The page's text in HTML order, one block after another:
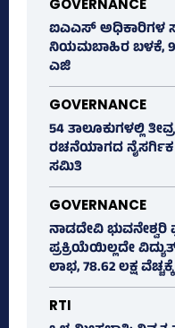
GOVERNANCE
ಐಎಎಸ್‌ ಅಧಿಕಾರಿಗಳ
ನಿಯಮಬಾಹಿರ ಬಳಕೆ,
ಎಜಿ
GOVERNANCE
54 ತಾಲೂಕುಗಳಲ್ಲಿ
ರಚನೆಯಾಗದ
ಸಮಿತಿ
GOVERNANCE
ನಾಡದೇವಿ
ಪ್ರಕ್ರಿಯೆಯಿಲ್ಲದೇ
ಲಾಭ, 78.62 ಲಕ್ಷ
RTI